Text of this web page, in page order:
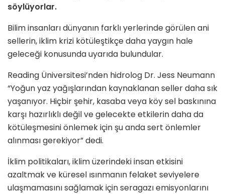
söylüyorlar.
Bilim insanları dünyanın farklı yerlerinde görülen ani
sellerin, iklim krizi kötüleştikçe daha yaygın hale
geleceği konusunda uyarıda bulundular.
Reading Üniversitesi’nden hidrolog Dr. Jess Neumann
“Yoğun yaz yağışlarından kaynaklanan seller daha sık
yaşanıyor. Hiçbir şehir, kasaba veya köy sel baskınına
karşı hazırlıklı değil ve gelecekte etkilerin daha da
kötüleşmesini önlemek için şu anda sert önlemler
alınması gerekiyor” dedi.
İklim politikaları, iklim üzerindeki insan etkisini
azaltmak ve küresel ısınmanın felaket seviyelere
ulaşmamasını sağlamak için seragazı emisyonlarını